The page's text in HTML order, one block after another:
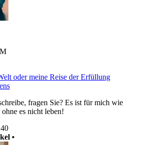
oder meine Reise der Erfüllung
fragen Sie? Es ist für mich wie
es nicht leben!
•